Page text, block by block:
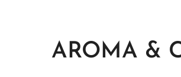
AROMA &